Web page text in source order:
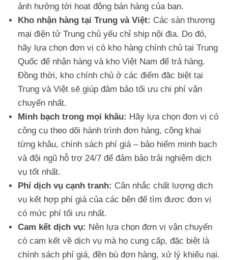
ảnh hưởng tới hoạt động bán hàng của bạn.
Kho nhận hàng tại Trung và Việt: Các sàn thương
mại điện tử Trung chủ yếu chỉ ship nội địa. Do đó,
hãy lựa chọn đơn vị có kho hàng chính chủ tại Trung
Quốc để nhận hàng và kho Việt Nam để trả hàng.
Đồng thời, kho chính chủ ở các điểm đặc biệt tại
Trung và Việt sẽ giúp đảm bảo tối ưu chi phí vận
chuyển nhất.
Minh bạch trong mọi khâu: Hãy lựa chọn đơn vị có
công cụ theo dõi hành trình đơn hàng, công khai
từng khâu, chính sách phí giá – bảo hiểm minh bạch
và đội ngũ hỗ trợ 24/7 để đảm bảo trải nghiệm dịch
vụ tốt nhất.
Phí dịch vụ cạnh tranh: Cân nhắc chất lượng dịch
vụ kết hợp phí giá của các bên để tìm được đơn vị
có mức phí tối ưu nhất.
Cam kết dịch vụ: Nên lựa chọn đơn vị vận chuyển
có cam kết về dịch vụ mà họ cung cấp, đặc biệt là
chính sách phí giá, đền bù đơn hàng, xử lý khiếu nại.